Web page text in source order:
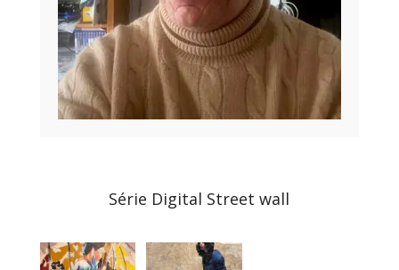
Série Digital Street wall